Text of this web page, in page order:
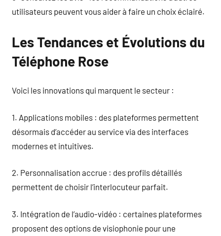
utilisateurs peuvent vous aider à faire un choix éclairé.
Les Tendances et Évolutions du
Téléphone Rose
Voici les innovations qui marquent le secteur :
1. Applications mobiles : des plateformes permettent
désormais d’accéder au service via des interfaces
modernes et intuitives.
2. Personnalisation accrue : des profils détaillés
permettent de choisir l’interlocuteur parfait.
3. Intégration de l’audio-vidéo : certaines plateformes
proposent des options de visiophonie pour une